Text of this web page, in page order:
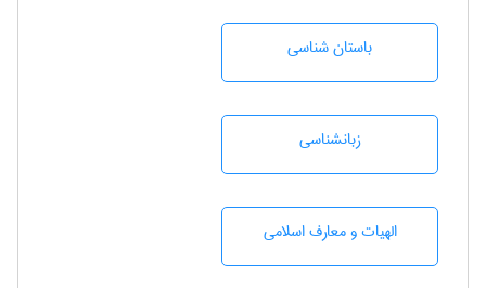
باستان شناسی
زبانشناسی
الهیات و معارف اسلامی